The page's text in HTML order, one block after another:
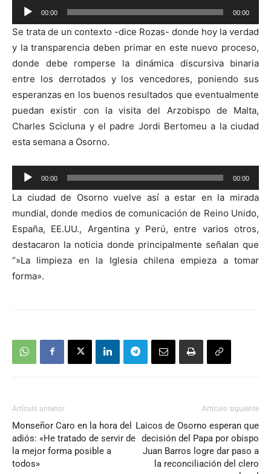
Reproductor
de
audio
00:00 00:00
Se trata de un contexto -dice Rozas- donde hoy la verdad
y la transparencia deben primar en este nuevo proceso,
donde debe romperse la dinámica discursiva binaria
entre los derrotados y los vencedores, poniendo sus
esperanzas en los buenos resultados que eventualmente
puedan existir con la visita del Arzobispo de Malta,
Charles Scicluna y el padre Jordi Bertomeu a la ciudad
esta semana a Osorno.
Reproductor
de
audio
00:00 00:00
La ciudad de Osorno vuelve así a estar en la mirada
mundial, donde medios de comunicación de Reino Unido,
España, EE.UU., Argentina y Perú, entre varios otros,
destacaron la noticia donde principalmente señalan que
“»La limpieza en la Iglesia chilena empieza a tomar
forma».
Artículo anterior
Monseñor Caro en la hora del
adiós: «He tratado de servir de
la mejor forma posible a
todos»
Artículo siguiente
Laicos de Osorno esperan que
decisión del Papa por obispo
Juan Barros logre dar paso a
la reconciliación del clero